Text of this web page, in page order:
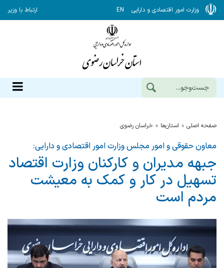
وزارت امور اقتصادی و دارایی EN ارتباط با وزیر
صفحه اصلی استان‌ها خراسان رضوي
معاون حقوقی و امور مجلس وزارت امور اقتصادی و دارایی:
جبهه مدیران و کارکنان وزارت اقتصاد
تسهیل در کار و کمک به معیشت
مردم است